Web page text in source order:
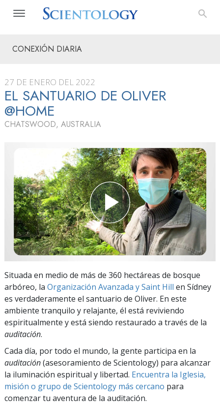
CONEXIÓN DIARIA
27 DE ENERO DEL 2022
EL SANTUARIO DE OLIVER
@HOME
CHATSWOOD, AUSTRALIA
Situada en medio de más de 360 hectáreas de bosque
arbóreo, la Organización Avanzada y Saint Hill en Sídney
es verdaderamente el santuario de Oliver. En este
ambiente tranquilo y relajante, él está reviviendo
espiritualmente y está siendo restaurado a través de la
auditación.
Cada día, por todo el mundo, la gente participa en la
auditación(asesoramiento de Scientology) para alcanzar
la iluminación espiritual y libertad. Encuentra la Iglesia,
misión o grupo de Scientology más cercano para
comenzar tu aventura de la auditación.